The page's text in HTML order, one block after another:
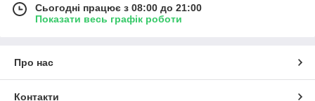
Сьогодні працює з 08:00 до 21:00
Показати весь графік роботи
Про нас
Контакти